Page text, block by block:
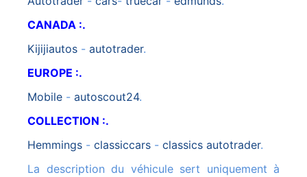
CANADA :.
kijijiautos - autotrader.
EUROPE :.
mobile - autoscout24.
COLLECTION :.
hemmings - classiccars - classics autotrader.
La description du véhicule sert uniquement à